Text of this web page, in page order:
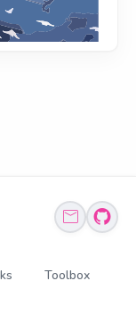
Toolbox